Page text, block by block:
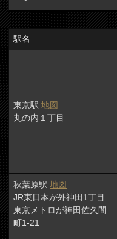
駅名
東京駅地図
丸の内１丁目
秋葉原駅地図
JR東日本が外神田1丁目
東京メトロが神田佐久間
町1-21